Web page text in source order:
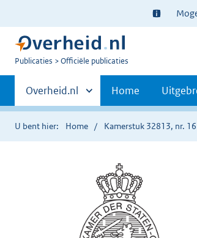
Ter
informatie:
U
Publicaties Officiële publicaties
Primaire
navigatie
Andere
sites
binnen
Overheid.nl Home
U bent hier: Home Kamerstuk 32813, nr. 16